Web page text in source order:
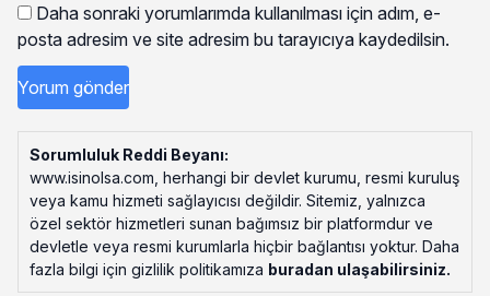
Daha sonraki yorumlarımda kullanılması için adım, e-
posta adresim ve site adresim bu tarayıcıya kaydedilsin.
Sorumluluk Reddi Beyanı:
www.isinolsa.com, herhangi bir devlet kurumu, resmi kuruluş
veya kamu hizmeti sağlayıcısı değildir. Sitemiz, yalnızca
özel sektör hizmetleri sunan bağımsız bir platformdur ve
devletle veya resmi kurumlarla hiçbir bağlantısı yoktur. Daha
fazla bilgi için gizlilik politikamıza buradan ulaşabilirsiniz.